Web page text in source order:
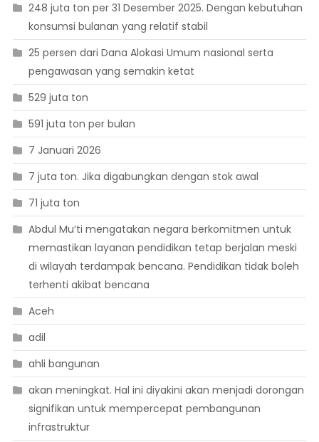
248 juta ton per 31 Desember 2025. Dengan kebutuhan
konsumsi bulanan yang relatif stabil
25 persen dari Dana Alokasi Umum nasional serta
pengawasan yang semakin ketat
529 juta ton
591 juta ton per bulan
7 Januari 2026
7 juta ton. Jika digabungkan dengan stok awal
71 juta ton
Abdul Mu’ti mengatakan negara berkomitmen untuk
memastikan layanan pendidikan tetap berjalan meski
di wilayah terdampak bencana. Pendidikan tidak boleh
terhenti akibat bencana
Aceh
adil
ahli bangunan
akan meningkat. Hal ini diyakini akan menjadi dorongan
signifikan untuk mempercepat pembangunan
infrastruktur